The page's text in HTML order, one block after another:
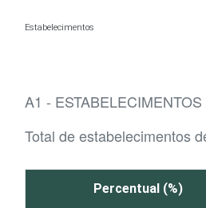
Estabelecimentos
A1 -
Total de estabelecimentos
Percentual (%)